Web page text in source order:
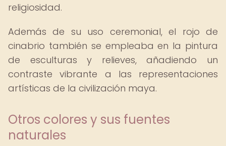
religiosidad.
Además de su uso ceremonial, el rojo de
cinabrio también se empleaba en la pintura
de esculturas y relieves, añadiendo un
contraste vibrante a las representaciones
artísticas de la civilización maya.
Otros colores y sus fuentes
naturales